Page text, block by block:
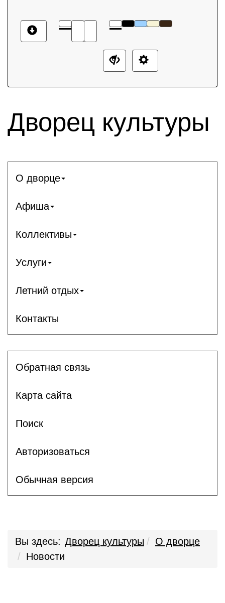
Дворец культуры
О дворце
Афиша
Коллективы
Услуги
Летний отдых
Контакты
Обратная связь
Карта сайта
Поиск
Авторизоваться
Обычная версия
Вы здесь: Дворец культуры
О дворце
Новости